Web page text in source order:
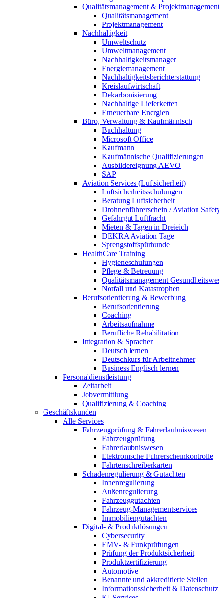
Qualitätsmanagement & Projektmanagement
Qualitätsmanagement
Projektmanagement
Nachhaltigkeit
Umweltschutz
Umweltmanagement
Nachhaltigkeitsmanager
Energiemanagement
Nachhaltigkeitsberichterstattung
Kreislaufwirtschaft
Dekarbonisierung
Nachhaltige Lieferketten
Erneuerbare Energien
Büro, Verwaltung & Kaufmännisch
Buchhaltung
Microsoft Office
Kaufmann
Kaufmännische Qualifizierungen
Ausbildereignung AEVO
SAP
Aviation Services (Luftsicherheit)
Luftsicherheitsschulungen
Beratung Luftsicherheit
Drohnenführerschein / Aviation
Gefahrgut Luftfracht
Mieten & Tagen in Dreieich
DEKRA Aviation Tage
Sprengstoffspürhunde
HealthCare Training
Hygieneschulungen
Pflege & Betreuung
Qualitätsmanagement
Notfall und Katastrophen
Berufsorientierung & Bewerbung
Berufsorientierung
Coaching
Arbeitsaufnahme
Berufliche Rehabilitation
Integration & Sprachen
Deutsch lernen
Deutschkurs für Arbeitnehmer
Business Englisch lernen
Personaldienstleistung
Zeitarbeit
Jobvermittlung
Qualifizierung & Coaching
Geschäftskunden
Alle Services
Fahrzeugprüfung & Fahrerlaubniswesen
Fahrzeugprüfung
Fahrerlaubniswesen
Elektronische Führerscheinkontrolle
Fahrtenschreiberkarten
Schadenregulierung & Gutachten
Innenregulierung
Außenregulierung
Fahrzeuggutachten
Fahrzeug-Managementservices
Immobiliengutachten
Digital- & Produktlösungen
Cybersecurity
EMV- & Funkprüfungen
Prüfung der Produktsicherheit
Produktzertifizierung
Automotive
Benannte und akkreditierte Stellen
Informationssicherheit & Datenschutz